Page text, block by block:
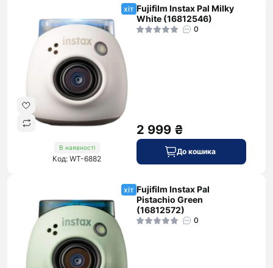
хіт
В наявності
Код: WT-6882
Fujifilm Instax Pal Milky
White (16812546)
0
2 999 ₴
До кошика
хіт Fujifilm Instax Pal
Pistachio Green
(16812572)
0